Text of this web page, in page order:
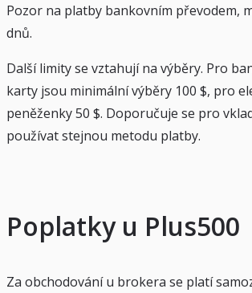
Pozor na platby bankovním převodem,
dnů.
Další limity se vztahují na výběry. Pro
karty jsou minimální výběry 100 $, pro
peněženky 50 $. Doporučuje se pro
používat stejnou metodu platby.
Poplatky u Plus500
Za obchodování u brokera se platí